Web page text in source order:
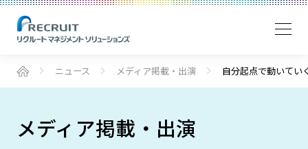
ニュース メディア掲載・出演 自分起点で動いてい
メディア掲載・出演